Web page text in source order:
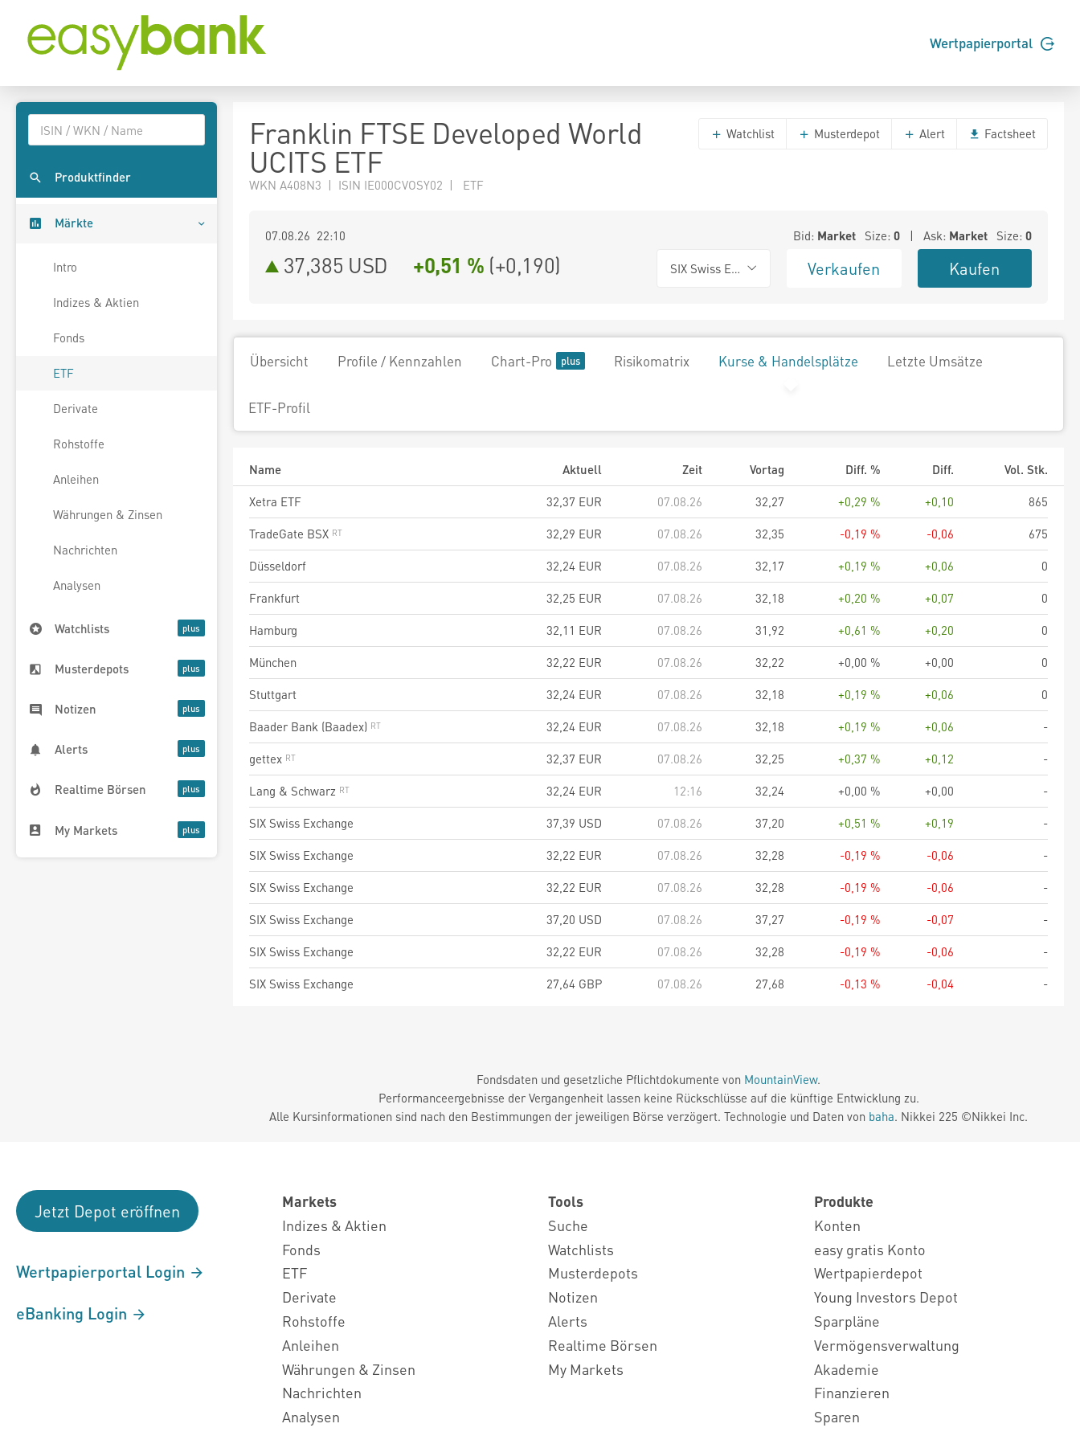
Wertpapierportal
Produktfinder
Märkte
Intro
Indizes & Aktien
Fonds
ETF
Derivate
Rohstoffe
Anleihen
Währungen & Zinsen
Nachrichten
Analysen
Watchlists
Musterdepots
Notizen
Alerts
Realtime Börsen
My Markets
Franklin FTSE Developed World
UCITS ETF
WKN A408N3 | ISIN IE000CVOSY02 | ETF
Watchlist Musterdepot Alert Factsheet
07.08.26 22:10 Bid: Market Size: 0| Ask: Market Size: 0
37,385 USD +0,51 % (+0,190) SIX Swiss Exchange Verkaufen Kaufen
Übersicht Profile / Kennzahlen Chart-Pro Risikomatrix Kurse & Handelsplätze Letzte Umsätze
ETF-Profil
Name Aktuell Zeit Vortag Diff. % Diff.
Vol. Stk.
Xetra ETF
32,37 EUR 07.08.26 32,27 +0,29 % +0,10
865
TradeGate BSX
32,29 EUR 07.08.26 32,35 -0,19 % -0,06
675
Düsseldorf
32,24 EUR 07.08.26 32,17 +0,19 % +0,06
0
Frankfurt
32,25 EUR 07.08.26 32,18 +0,20 % +0,07
0
Hamburg
32,11 EUR 07.08.26 31,92 +0,61 % +0,20
0
München
32,22 EUR 07.08.26 32,22 +0,00 % +0,00
0
Stuttgart
32,24 EUR 07.08.26 32,18 +0,19 % +0,06
0
Baader Bank (Baadex)
32,24 EUR 07.08.26 32,18 +0,19 % +0,06
-
gettex
32,37 EUR 07.08.26 32,25 +0,37 % +0,12
-
Lang & Schwarz
32,24 EUR 12:16 32,24 +0,00 % +0,00
-
SIX Swiss Exchange
37,39 USD 07.08.26 37,20 +0,51 % +0,19
-
SIX Swiss Exchange
32,22 EUR 07.08.26 32,28 -0,19 % -0,06
-
SIX Swiss Exchange
32,22 EUR 07.08.26 32,28 -0,19 % -0,06
-
SIX Swiss Exchange
37,20 USD 07.08.26 37,27 -0,19 % -0,07
-
SIX Swiss Exchange
32,22 EUR 07.08.26 32,28 -0,19 % -0,06
-
SIX Swiss Exchange
27,64 GBP 07.08.26 27,68 -0,13 % -0,04 -
Fondsdaten und gesetzliche Pflichtdokumente von MountainView.
Performanceergebnisse der Vergangenheit lassen keine Rückschlüsse auf die künftige Entwicklung zu.
Alle Kursinformationen sind nach den Bestimmungen der jeweiligen Börse verzögert. Technologie und Daten von baha. Nikkei 225 ©Nikkei Inc.
Jetzt Depot eröffnen
Wertpapierportal Login
eBanking Login
Markets
Indizes & Aktien
Fonds
ETF
Derivate
Rohstoffe
Anleihen
Währungen & Zinsen
Nachrichten
Analysen
Tools
Suche
Watchlists
Musterdepots
Notizen
Alerts
Realtime Börsen
My Markets
Produkte
Konten
easy gratis Konto
Wertpapierdepot
Young Investors Depot
Sparpläne
Vermögensverwaltung
Akademie
Finanzieren
Sparen